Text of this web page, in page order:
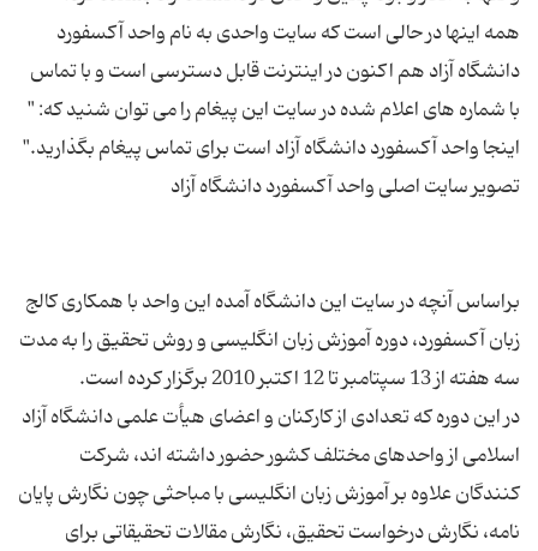
همه اینها در حالی است که سایت واحدی به نام واحد آکسفورد
دانشگاه آزاد هم اکنون در اینترنت قابل دسترسی است و با تماس
با شماره های اعلام شده در سایت این پیغام را می توان شنید که: "
براساس آنچه در سایت این دانشگاه آمده این واحد با همکاری کالج
زبان آکسفورد، دوره آموزش زبان انگلیسی و روش تحقیق را به مدت
در این دوره که تعدادی از کارکنان و اعضای هیأت علمی دانشگاه آزاد
اسلامی از واحدهای مختلف کشور حضور داشته اند، شرکت
کنندگان علاوه بر آموزش زبان انگلیسی با مباحثی چون نگارش پایان
نامه، نگارش درخواست تحقیق، نگارش مقالات تحقیقاتی برای